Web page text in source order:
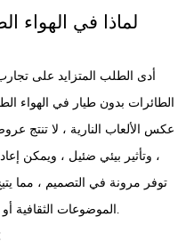
لماذا في
أدى الطلب المتزايد على
الطائرات بدون طيار في الهواء
عكس الألعاب النارية ، لا تنتج
، وتأثير بيئي ضئيل ، ويمكن
توفر مرونة في التصميم ، مما
الموضوعات الثقافية أو هويات الشركات أو الاحتفالات الموسمية.
العوامل